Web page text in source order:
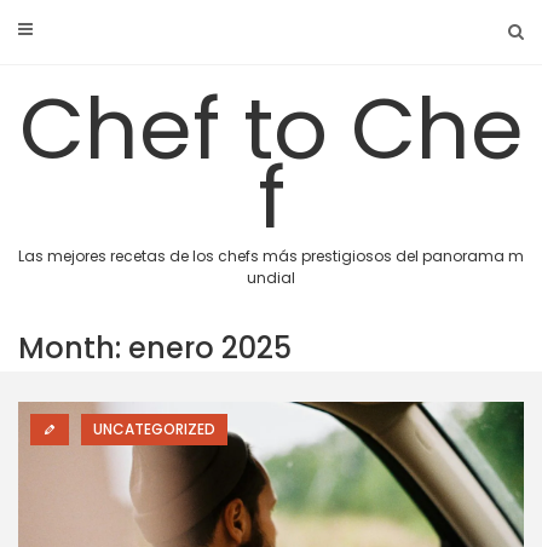
Chef to Che
f
Las mejores recetas de los chefs más prestigiosos del panorama m
undial
Month: enero 2025
UNCATEGORIZED